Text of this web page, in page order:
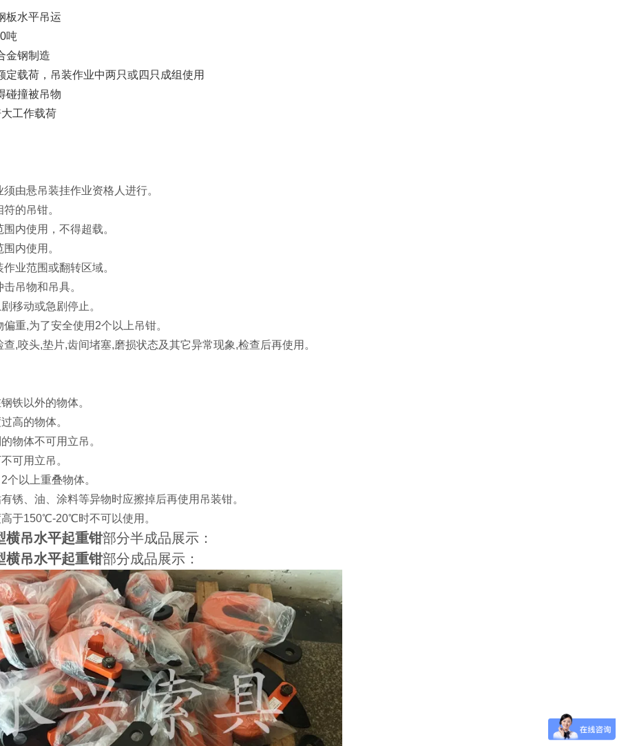
板水平吊运
吨
金钢制造
定载荷，吊装作业中两只或四只成组使用
碰撞被吊物
工作载荷
由悬吊装挂作业资格人进行。
的吊钳。
内使用，不得超载。
内使用。
业范围或翻转区域。
吊物和吊具。
移动或急剧停止。
重,为了安全使用2个以上吊钳。
,咬头,垫片,齿间堵塞,磨损状态及其它异常现象,检查后再使用。
铁以外的物体。
高的物体。
物体不可用立吊。
可用立吊。
个以上重叠物体。
锈、油、涂料等异物时应擦掉后再使用吊装钳。
于150℃-20℃时不可以使用。
横吊水平起重钳部分半成品展示：
横吊水平起重钳部分成品展示：